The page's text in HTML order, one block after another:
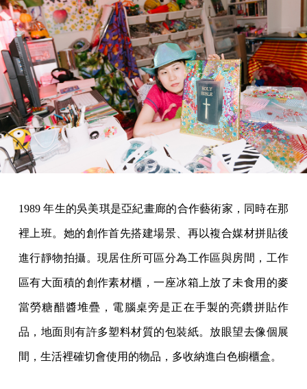
1989 年生的吳美琪是亞紀畫廊的合作藝術家，同時在那
裡上班。她的創作首先搭建場景、再以複合媒材拼貼後
進行靜物拍攝。現居住所可區分為工作區與房間，工作
區有大面積的創作素材櫃，一座冰箱上放了未食用的麥
當勞糖醋醬堆疊，電腦桌旁是正在手製的亮鑽拼貼作
品，地面則有許多塑料材質的包裝紙。放眼望去像個展
間，生活裡確切會使用的物品，多收納進白色櫥櫃盒。